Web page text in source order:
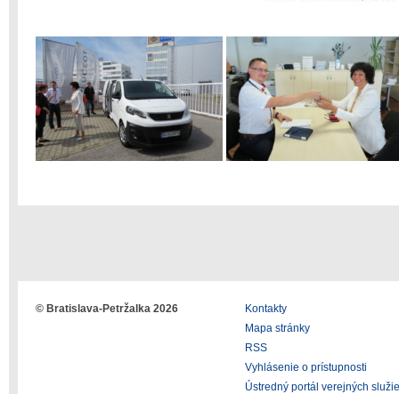
© Bratislava-Petržalka 2026
Kontakty
Mapa stránky
RSS
Vyhlásenie o prístupnosti
Ústredný portál verejných